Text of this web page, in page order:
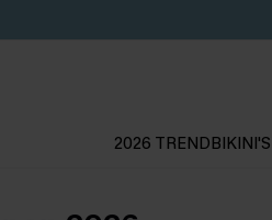
2026 TRENDBIKINI'S